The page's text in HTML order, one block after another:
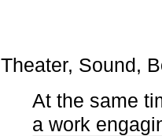
Theater, Sound,
At the same
a work